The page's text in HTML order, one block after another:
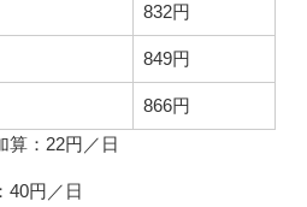
832円
849円
866円
算：22円／日
40円／日